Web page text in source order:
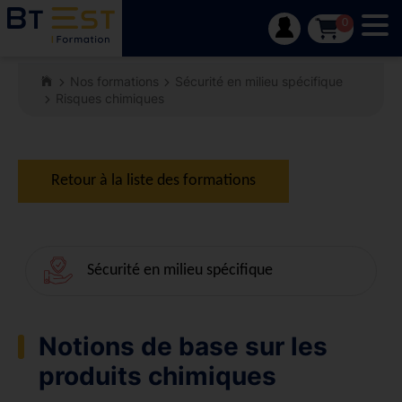
0
Nos formations
Sécurité en milieu spécifique
Risques chimiques
Retour à la liste des formations
Sécurité en milieu spécifique
Notions de base sur les
produits chimiques